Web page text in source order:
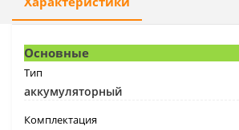
Основные
Тип
аккумуляторный
Комплектация